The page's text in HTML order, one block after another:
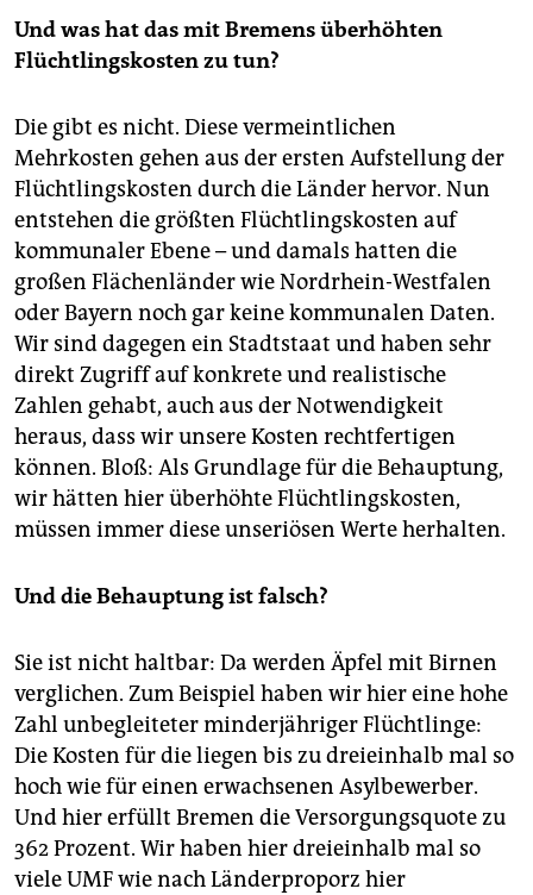
Und was hat das mit Bremens überhöhten
Flüchtlingskosten zu tun?
Die gibt es nicht. Diese vermeintlichen
Mehrkosten gehen aus der ersten Aufstellung der
Flüchtlingskosten durch die Länder hervor. Nun
entstehen die größten Flüchtlingskosten auf
kommunaler Ebene – und damals hatten die
großen Flächenländer wie Nordrhein-Westfalen
oder Bayern noch gar keine kommunalen Daten.
Wir sind dagegen ein Stadtstaat und haben sehr
direkt Zugriff auf konkrete und realistische
Zahlen gehabt, auch aus der Notwendigkeit
heraus, dass wir unsere Kosten rechtfertigen
können. Bloß: Als Grundlage für die Behauptung,
wir hätten hier überhöhte Flüchtlingskosten,
müssen immer diese unseriösen Werte herhalten.
Und die Behauptung ist falsch?
Sie ist nicht haltbar: Da werden Äpfel mit Birnen
verglichen. Zum Beispiel haben wir hier eine hohe
Zahl unbegleiteter minderjähriger Flüchtlinge:
Die Kosten für die liegen bis zu dreieinhalb mal so
hoch wie für einen erwachsenen Asylbewerber.
Und hier erfüllt Bremen die Versorgungsquote zu
362 Prozent. Wir haben hier dreieinhalb mal so
viele UMF wie nach Länderproporz hier